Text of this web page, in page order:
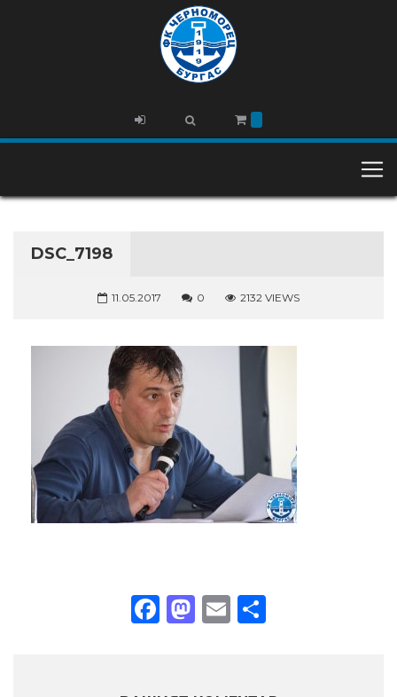
DSC_7198
11.05.2017 0 2132 VIEWS
Facebook
Mastodon
Email